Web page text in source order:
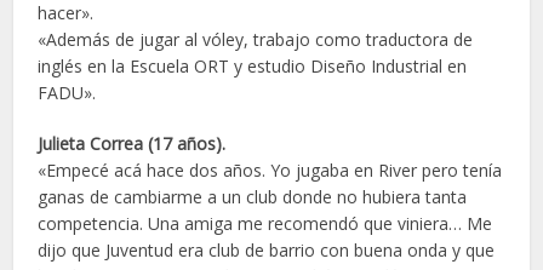
hacer».
«Además de jugar al vóley, trabajo como traductora de
inglés en la Escuela ORT y estudio Diseño Industrial en
FADU».
Julieta Correa (17 años).
«Empecé acá hace dos años. Yo jugaba en River pero tenía
ganas de cambiarme a un club donde no hubiera tanta
competencia. Una amiga me recomendó que viniera… Me
dijo que Juventud era club de barrio con buena onda y que